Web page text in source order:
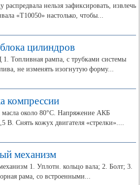
распредвала нельзя зафиксировать, извлечь
«Т10050» настолько, чтобы...
цилиндров
Топливная рампа, с трубками системы
не изменять изогнутую форму...
компрессии
масла около 80°C. Напряжение АКБ
В. Снять кожух двигателя «стрелки»....
механизм
1. Уплотн. кольцо вала; 2. Болт; 3.
рама, со встроенными...